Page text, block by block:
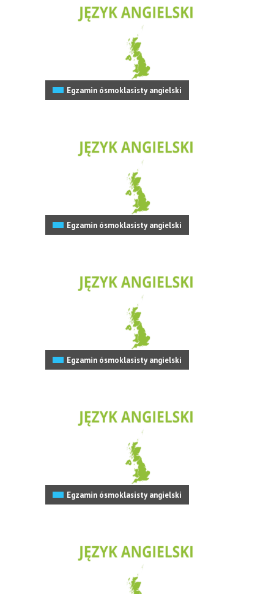
Egzamin ósmoklasisty angielski
Egzamin ósmoklasisty angielski
Egzamin ósmoklasisty angielski
Egzamin ósmoklasisty angielski